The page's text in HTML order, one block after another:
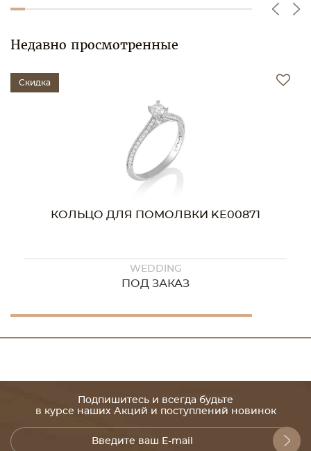
Недавно просмотренные
Скидка
КОЛЬЦО ДЛЯ ПОМОЛВКИ KE00871
WEDDING
ПОД ЗАКАЗ
Подпишитесь и всегда будьте
в курсе наших Акций и поступлений новинок